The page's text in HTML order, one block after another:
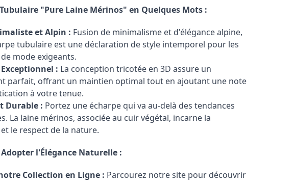
"Pure Laine Mérinos" en Quelques Mots :
et Alpin : Fusion de minimalisme et d'élégance alpine,
tubulaire est une déclaration de style intemporel pour les
mode exigeants.
: La conception tricotée en 3D assure un
parfait, offrant un maintien optimal tout en ajoutant une note
à votre tenue.
Durable : Portez une écharpe qui va au-delà des tendances
La laine mérinos, associée au cuir végétal, incarne la
le respect de la nature.
l'Élégance Naturelle :
Collection en Ligne : Parcourez notre site pour découvrir